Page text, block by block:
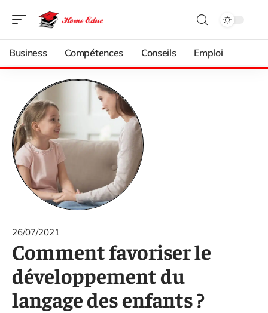
Business Compétences Conseils Emploi
26/07/2021
Comment favoriser le
développement du
langage des enfants ?